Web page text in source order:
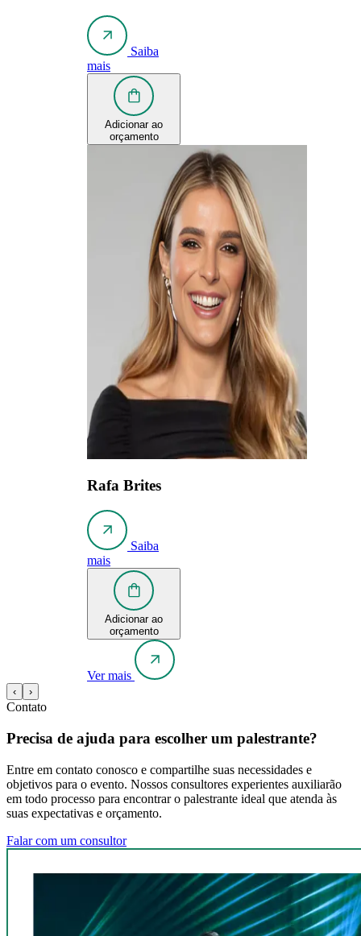
Saiba
mais
Adicionar ao
orçamento
Rafa Brites
Saiba
mais
Adicionar ao
orçamento
Ver mais
‹ ›
Contato
Precisa de ajuda para escolher um palestrante?
Entre em contato conosco e compartilhe suas necessidades e
objetivos para o evento. Nossos consultores experientes auxiliarão
em todo processo para encontrar o palestrante ideal que atenda às
suas expectativas e orçamento.
Falar com um consultor